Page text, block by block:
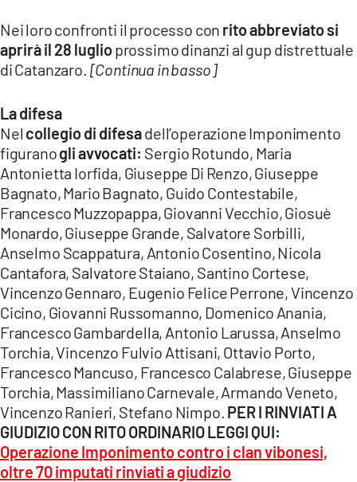
Nei loro confronti il processo con rito abbreviato si
aprirà il 28 luglioprossimo dinanzi al gup distrettuale
di Catanzaro. [Continua in basso]
La difesa
Nel collegio di difesadell’operazione Imponimento
figuranogli avvocati: Sergio Rotundo, Maria
Antonietta Iorfida, Giuseppe Di Renzo, Giuseppe
Bagnato, Mario Bagnato, Guido Contestabile,
Francesco Muzzopappa, Giovanni Vecchio, Giosuè
Monardo, Giuseppe Grande, Salvatore Sorbilli,
Anselmo Scappatura, Antonio Cosentino, Nicola
Cantafora, Salvatore Staiano, Santino Cortese,
Vincenzo Gennaro, Eugenio Felice Perrone, Vincenzo
Cicino, Giovanni Russomanno, Domenico Anania,
Francesco Gambardella, Antonio Larussa, Anselmo
Torchia, Vincenzo Fulvio Attisani, Ottavio Porto,
Francesco Mancuso, Francesco Calabrese, Giuseppe
Torchia, Massimiliano Carnevale, Armando Veneto,
Vincenzo Ranieri, Stefano Nimpo. PER I RINVIATI A
GIUDIZIO CON RITO ORDINARIO LEGGI QUI:
Operazione Imponimento contro i clan vibonesi,
oltre 70 imputati rinviati a giudizio